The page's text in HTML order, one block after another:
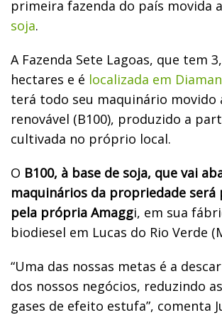
primeira fazenda do país movida a
soja.
A Fazenda Sete Lagoas, que tem
hectares e é localizada em
terá todo seu maquinário movido
renovável (B100), produzido a
cultivada no próprio local.
O B100, à base de soja, que vai
maquinários da propriedade será
pela própria Amaggi, em sua
biodiesel em Lucas do Rio Verde
“Uma das nossas metas é a
dos nossos negócios, reduzindo
gases de efeito estufa”, comenta